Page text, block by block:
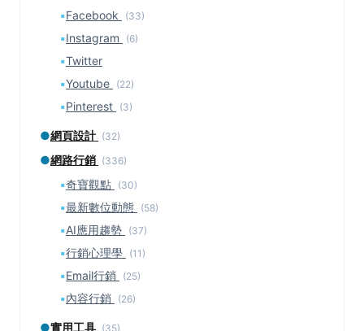
▪Facebook (33)
▪Instagram (6)
▪Twitter
▪Youtube (22)
▪Pinterest (3)
●網頁設計 (32)
●網路行銷 (336)
▪奇寶觀點 (30)
▪最新數位動態 (58)
▪AI應用趨勢 (37)
▪行銷心理學 (11)
▪Email行銷 (25)
▪內容行銷 (26)
●實用工具 (35)